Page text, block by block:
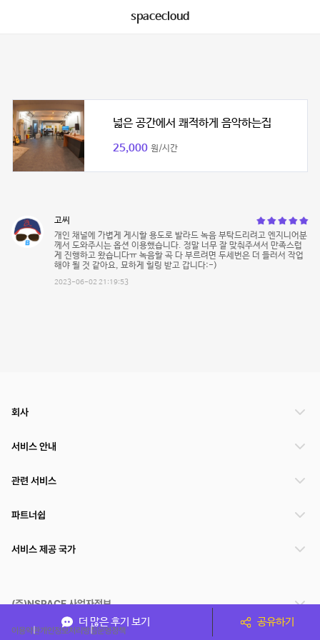
spacecloud
넓은 공간에서 쾌적하게 음악하는집
25,000 원/시간
고씨
개인 채널에 가볍게 게시할 용도로 발라드 녹음 부탁드리려고 엔지니어분
께서 도와주시는 옵션 이용했습니다. 정말 너무 잘 맞춰주셔서 만족스럽
게 진행하고 왔습니다ㅠ 녹음할 곡 다 부르려면 두세번은 더 들러서 작업
해야 될 것 같아요, 묘하게 힐링 받고 갑니다:-)
2023-06-02 21:19:53
더 많은 후기 보기 공유하기
회사
서비스 안내
관련 서비스
파트너쉽
서비스 제공 국가
(주)NSPACE 사업자정보
이용약관개인정보처리방침운영정책